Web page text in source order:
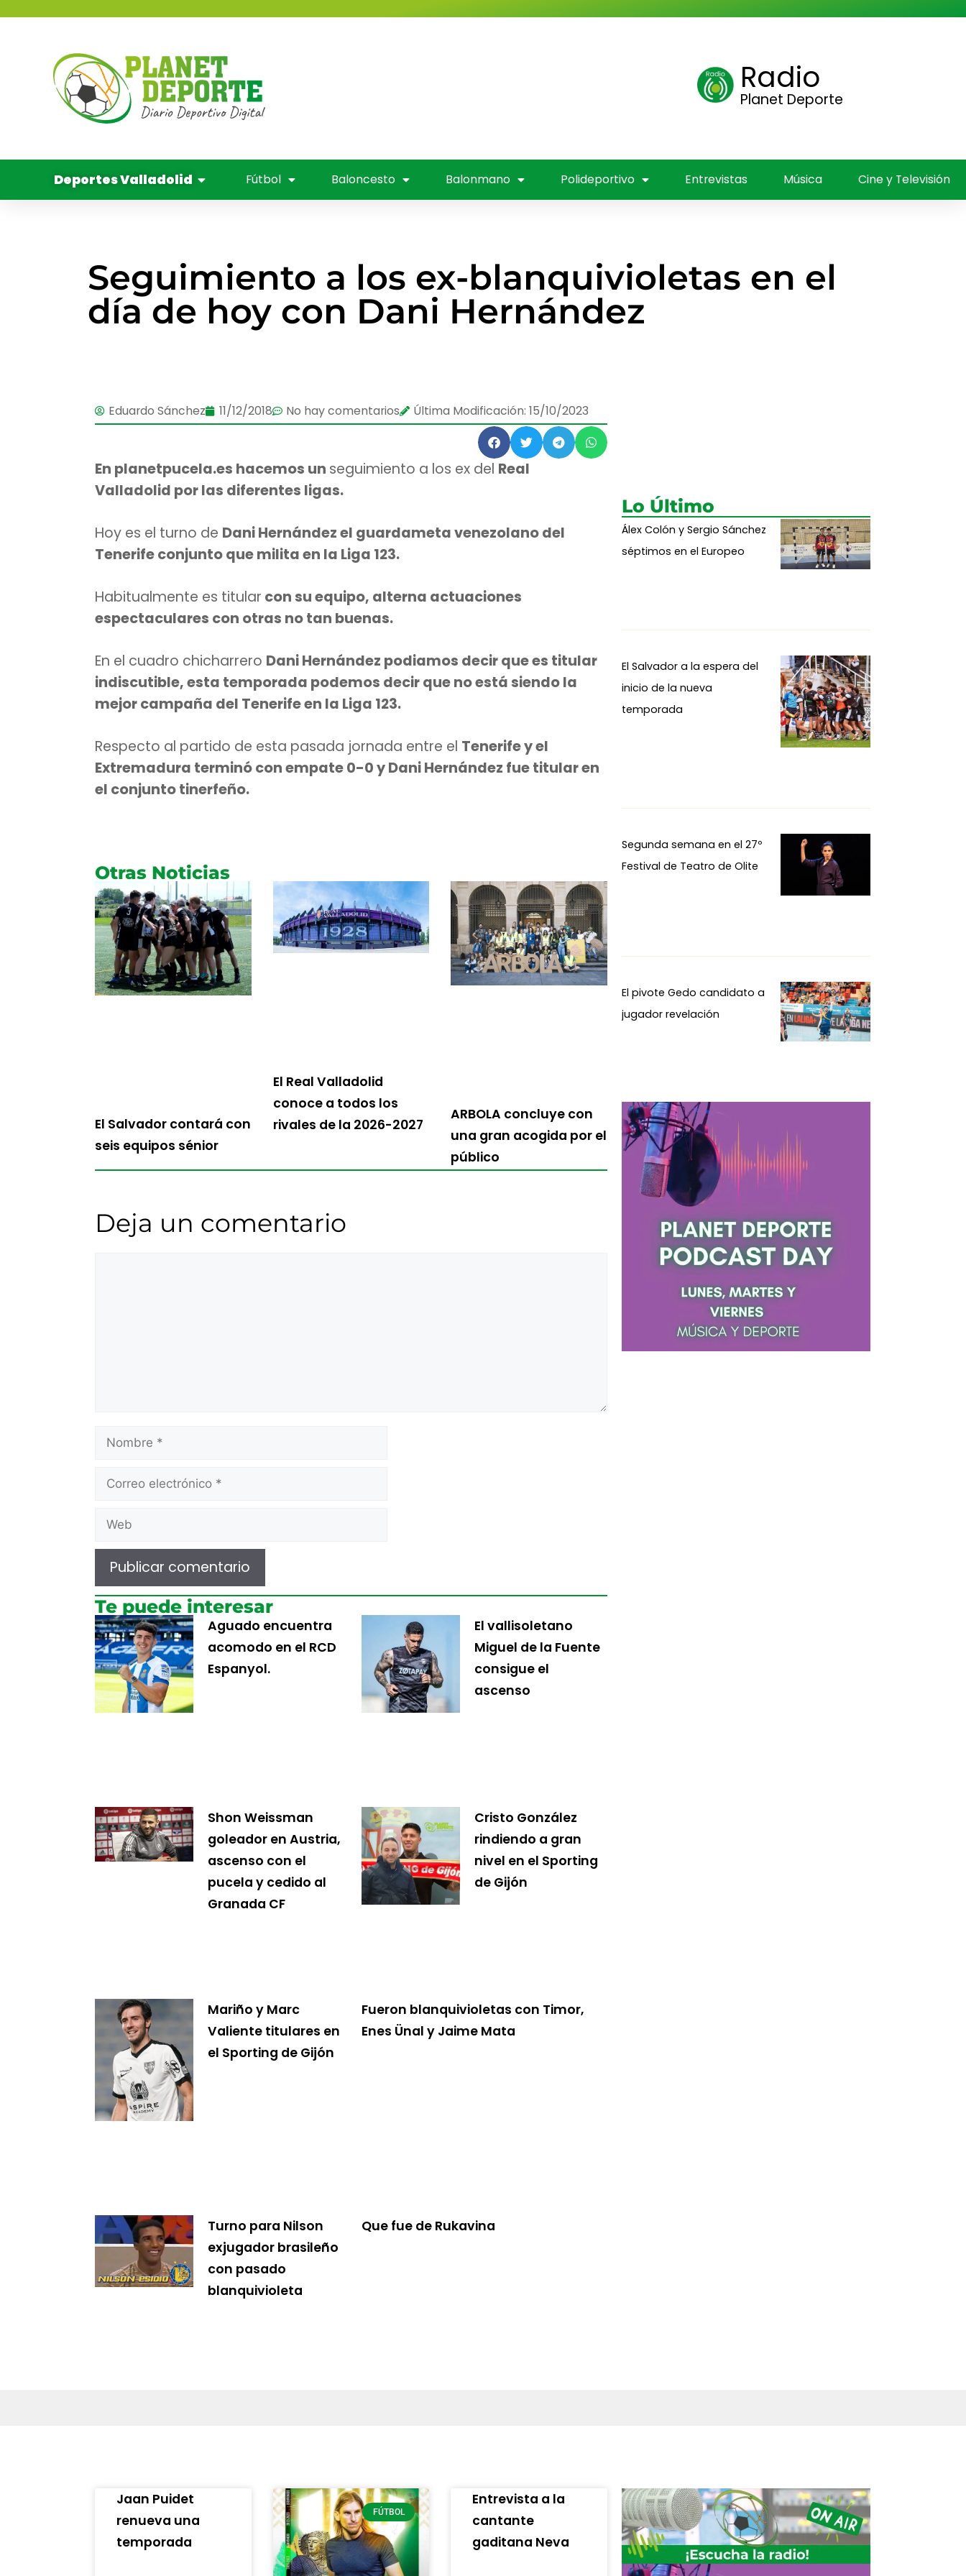
Radio
Planet Deporte
Deportes Valladolid Fútbol Baloncesto Balonmano Polideportivo Entrevistas Música Cine y Televisión
Seguimiento a los ex-blanquivioletas en el
día de hoy con Dani Hernández
Eduardo Sánchez 11/12/2018 No hay comentarios Última Modificación: 15/10/2023
En planetpucela.es hacemos un seguimiento a los ex del Real
Valladolid por las diferentes ligas.
Hoy es el turno de Dani Hernández el guardameta venezolano del
Tenerife conjunto que milita en la Liga 123.
Habitualmente es titular con su equipo, alterna actuaciones
espectaculares con otras no tan buenas.
En el cuadro chicharrero Dani Hernández podiamos decir que es titular
indiscutible, esta temporada podemos decir que no está siendo la
mejor campaña del Tenerife en la Liga 123.
Respecto al partido de esta pasada jornada entre el Tenerife y el
Extremadura terminó con empate 0-0 y Dani Hernández fue titular en
el conjunto tinerfeño.
Otras Noticias
El Salvador contará con
seis equipos sénior
El Real Valladolid
conoce a todos los
rivales de la 2026-2027
ARBOLA concluye con
una gran acogida por el
público
Deja un comentario
Te puede interesar
Aguado encuentra
acomodo en el RCD
Espanyol.
El vallisoletano
Miguel de la Fuente
consigue el
ascenso
Shon Weissman
goleador en Austria,
ascenso con el
pucela y cedido al
Granada CF
Cristo González
rindiendo a gran
nivel en el Sporting
de Gijón
Mariño y Marc
Valiente titulares en
el Sporting de Gijón
Fueron blanquivioletas con Timor,
Enes Ünal y Jaime Mata
Turno para Nilson
exjugador brasileño
con pasado
blanquivioleta
Que fue de Rukavina
Lo Último
Álex Colón y Sergio Sánchez
séptimos en el Europeo
El Salvador a la espera del
inicio de la nueva
temporada
Segunda semana en el 27º
Festival de Teatro de Olite
El pivote Gedo candidato a
jugador revelación
Jaan Puidet
renueva una
temporada
FÚTBOL
Entrevista a la
cantante
gaditana Neva